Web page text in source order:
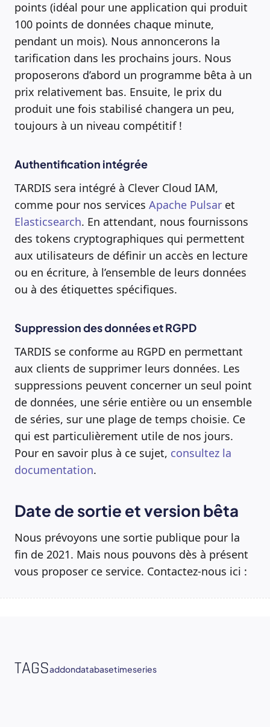
points (idéal pour une application qui produit
100 points de données chaque minute,
pendant un mois). Nous annoncerons la
tarification dans les prochains jours. Nous
proposerons d’abord un programme bêta à un
prix relativement bas. Ensuite, le prix du
produit une fois stabilisé changera un peu,
toujours à un niveau compétitif !
Authentification intégrée
TARDIS sera intégré à Clever Cloud IAM,
comme pour nos services Apache Pulsar et
Elasticsearch. En attendant, nous fournissons
des tokens cryptographiques qui permettent
aux utilisateurs de définir un accès en lecture
ou en écriture, à l’ensemble de leurs données
ou à des étiquettes spécifiques.
Suppression des données et RGPD
TARDIS se conforme au RGPD en permettant
aux clients de supprimer leurs données. Les
suppressions peuvent concerner un seul point
de données, une série entière ou un ensemble
de séries, sur une plage de temps choisie. Ce
qui est particulièrement utile de nos jours.
Pour en savoir plus à ce sujet, consultez la
documentation.
Date de sortie et version bêta
Nous prévoyons une sortie publique pour la
fin de 2021. Mais nous pouvons dès à présent
vous proposer ce service. Contactez-nous ici :
TAGSaddondatabasetimeseries